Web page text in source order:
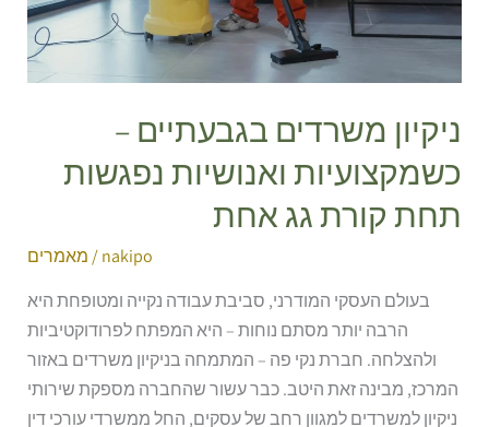
ניקיון משרדים בגבעתיים –
כשמקצועיות ואנושיות נפגשות
תחת קורת גג אחת
מאמרים/nakipo
בעולם העסקי המודרני, סביבת עבודה נקייה ומטופחת היא
הרבה יותר מסתם נוחות – היא המפתח לפרודוקטיביות
ולהצלחה. חברת נקי פה – המתמחה בניקיון משרדים באזור
המרכז, מבינה זאת היטב. כבר עשור שהחברה מספקת שירותי
ניקיון למשרדים למגוון רחב של עסקים, החל ממשרדי עורכי דין
תחת
קורת